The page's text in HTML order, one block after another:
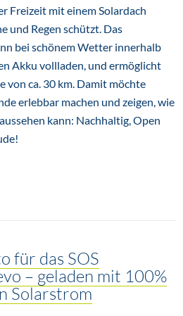
Freizeit mit einem Solardach
und Regen schützt. Das
bei schönem Wetter innerhalb
Akku vollladen, und ermöglicht
von ca. 30 km. Damit möchte
erlebbar machen und zeigen, wie
kann: Nachhaltig, Open
für das SOS
– geladen mit 100%
Solarstrom